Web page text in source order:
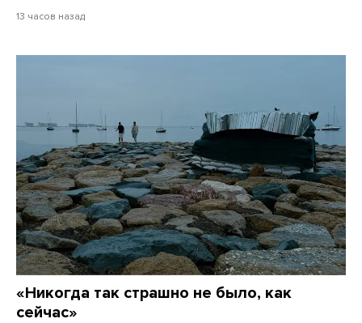
13 часов назад
«Никогда так страшно не было, как
сейчас»